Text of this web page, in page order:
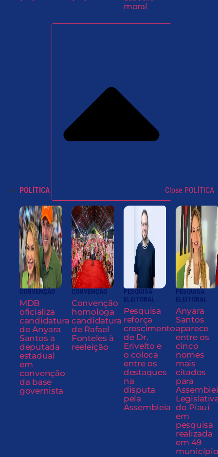
moral
POLÍTICA Close POLÍTICA
CONVENÇÃO
MDB
oficializa
candidatura
de Anyara
Santos a
deputada
estadual
em
convenção
da base
governista
CONVENÇÃO
Convenção
homologa
candidatura
de Rafael
Fonteles à
reeleição
PESQUISA
ELEITORAL
Pesquisa
reforça
crescimento
de Dr.
Erivelto e
o coloca
entre os
destaques
na
disputa
pela
Assembleia
PESQUISA
ELEITORAL
Anyara
Santos
aparece
entre os
cinco
nomes
mais
citados
para
do Piauí
em
pesquisa
realizada
em 49